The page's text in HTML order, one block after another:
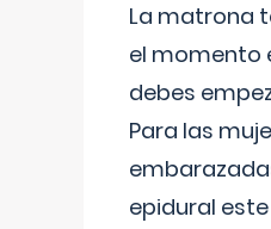
La matrona
el momento
debes
Para las
epidural